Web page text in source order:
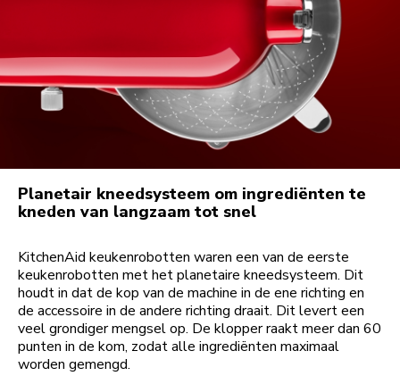
Planetair kneedsysteem om ingrediënten te
kneden van langzaam tot snel
KitchenAid keukenrobotten waren een van de eerste
keukenrobotten met het planetaire kneedsysteem. Dit
houdt in dat de kop van de machine in de ene richting en
de accessoire in de andere richting draait. Dit levert een
veel grondiger mengsel op. De klopper raakt meer dan 60
punten in de kom, zodat alle ingrediënten maximaal
worden gemengd.